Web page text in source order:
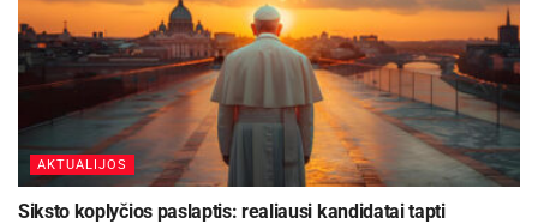
AKTUALIJOS
Siksto koplyčios paslaptis: realiausi kandidatai tapti